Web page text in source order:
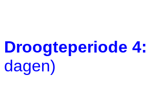
Droogteperiode 4:
dagen)